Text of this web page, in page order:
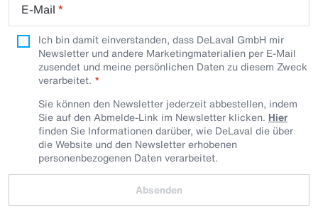
E-Mail *
Ich bin damit einverstanden, dass DeLaval GmbH mir
Newsletter und andere Marketingmaterialien per E-Mail
zusendet und meine persönlichen Daten zu diesem Zweck
verarbeitet.
Sie können den Newsletter jederzeit abbestellen, indem
Sie auf den Abmelde-Link im Newsletter klicken. Hier
finden Sie Informationen darüber, wie DeLaval die über
die Website und den Newsletter erhobenen
personenbezogenen Daten verarbeitet.
Absenden